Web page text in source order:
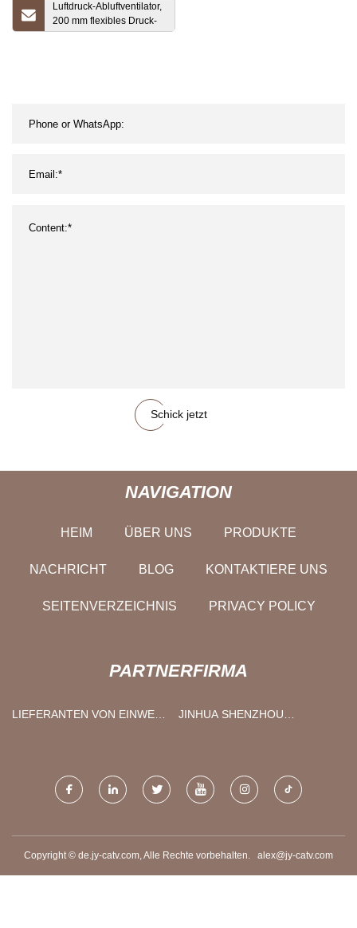
Luftdruck-Abluftventilator,
200 mm flexibles Druck-
PVC-Rohr
Schick jetzt
NAVIGATION
HEIM ÜBER UNS PRODUKTE
NACHRICHT BLOG KONTAKTIERE UNS
SEITENVERZEICHNIS PRIVACY POLICY
PARTNERFIRMA
LIEFERANTEN VON EINWEG-
JINHUA SHENZHOU
Copyright © de.jy-catv.com, Alle Rechte vorbehalten. alex@jy-catv.com